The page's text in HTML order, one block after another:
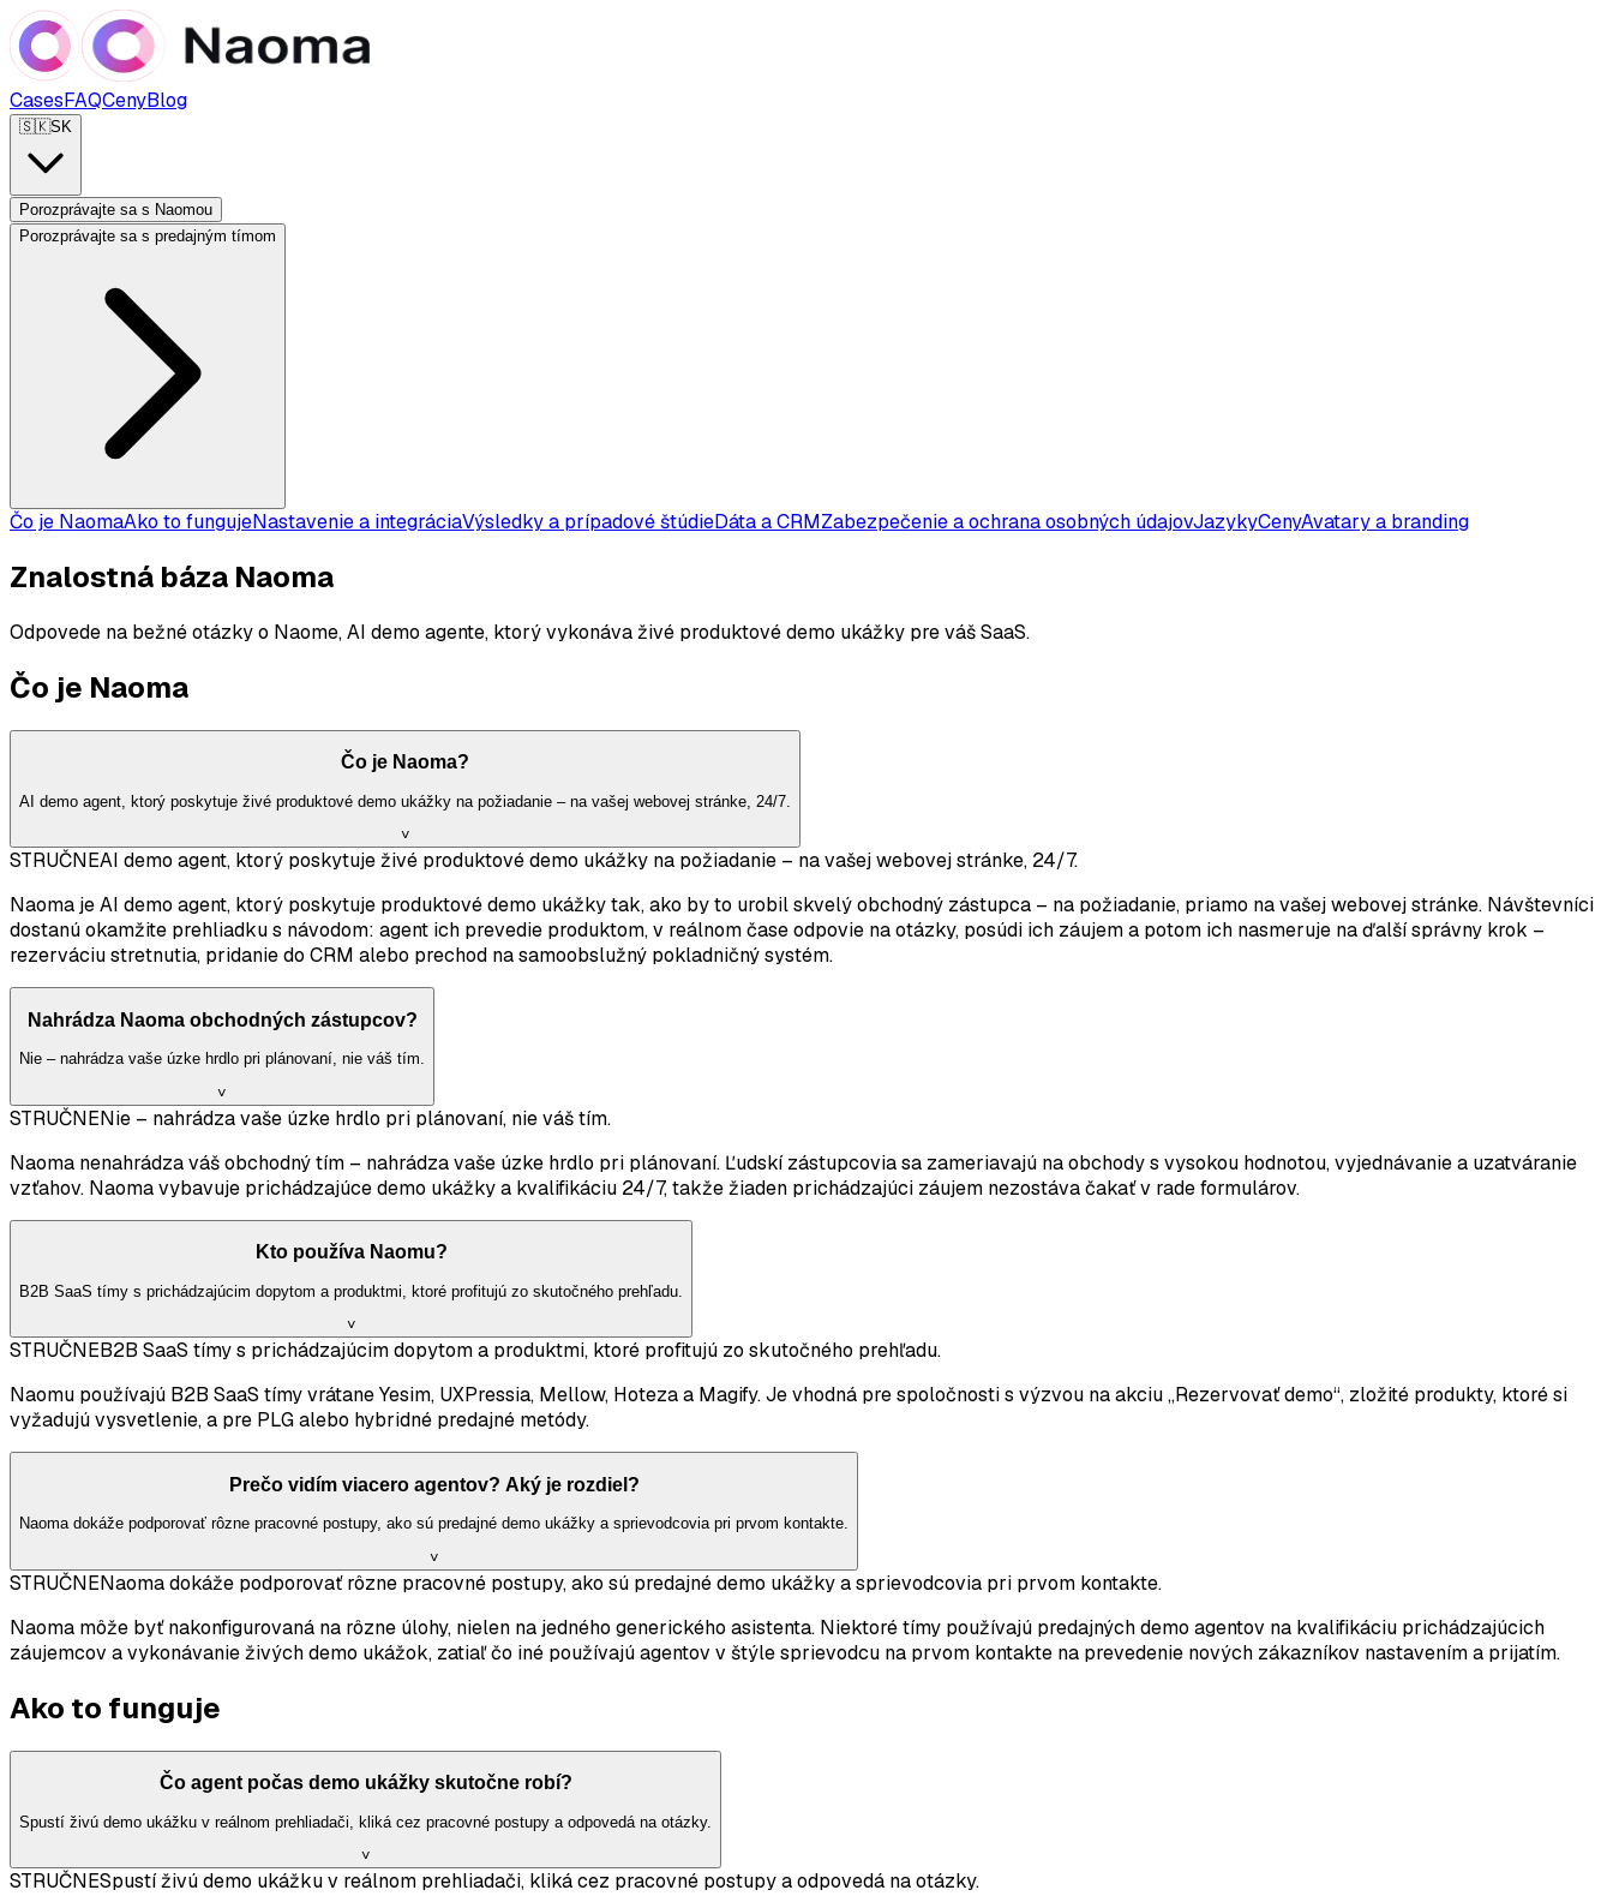
CasesFAQCenyBlog
🇸🇰SK
Porozprávajte sa s Naomou
Porozprávajte sa s predajným tímom
Čo je NaomaAko to fungujeNastavenie a integráciaVýsledky a prípadové štúdieDáta a CRMZabezpečenie a ochrana osobných údajovJazykyCenyAvatary a branding
Znalostná báza Naoma
Odpovede na bežné otázky o Naome, AI demo agente, ktorý vykonáva živé produktové demo ukážky pre váš SaaS.
Čo je Naoma
Čo je Naoma?
AI demo agent, ktorý poskytuje živé produktové demo ukážky na požiadanie – na vašej webovej stránke, 24/7.
˅
STRUČNEAI demo agent, ktorý poskytuje živé produktové demo ukážky na požiadanie – na vašej webovej stránke, 24/7.
Naoma je AI demo agent, ktorý poskytuje produktové demo ukážky tak, ako by to urobil skvelý obchodný zástupca – na požiadanie, priamo na vašej webovej stránke. Návštevníci
dostanú okamžite prehliadku s návodom: agent ich prevedie produktom, v reálnom čase odpovie na otázky, posúdi ich záujem a potom ich nasmeruje na ďalší správny krok –
rezerváciu stretnutia, pridanie do CRM alebo prechod na samoobslužný pokladničný systém.
Nahrádza Naoma obchodných zástupcov?
Nie – nahrádza vaše úzke hrdlo pri plánovaní, nie váš tím.
˅
STRUČNENie – nahrádza vaše úzke hrdlo pri plánovaní, nie váš tím.
Naoma nenahrádza váš obchodný tím – nahrádza vaše úzke hrdlo pri plánovaní. Ľudskí zástupcovia sa zameriavajú na obchody s vysokou hodnotou, vyjednávanie a uzatváranie
vzťahov. Naoma vybavuje prichádzajúce demo ukážky a kvalifikáciu 24/7, takže žiaden prichádzajúci záujem nezostáva čakať v rade formulárov.
Kto používa Naomu?
B2B SaaS tímy s prichádzajúcim dopytom a produktmi, ktoré profitujú zo skutočného prehľadu.
˅
STRUČNEB2B SaaS tímy s prichádzajúcim dopytom a produktmi, ktoré profitujú zo skutočného prehľadu.
Naomu používajú B2B SaaS tímy vrátane Yesim, UXPressia, Mellow, Hoteza a Magify. Je vhodná pre spoločnosti s výzvou na akciu „Rezervovať demo“, zložité produkty, ktoré si
vyžadujú vysvetlenie, a pre PLG alebo hybridné predajné metódy.
Prečo vidím viacero agentov? Aký je rozdiel?
Naoma dokáže podporovať rôzne pracovné postupy, ako sú predajné demo ukážky a sprievodcovia pri prvom kontakte.
˅
STRUČNENaoma dokáže podporovať rôzne pracovné postupy, ako sú predajné demo ukážky a sprievodcovia pri prvom kontakte.
Naoma môže byť nakonfigurovaná na rôzne úlohy, nielen na jedného generického asistenta. Niektoré tímy používajú predajných demo agentov na kvalifikáciu prichádzajúcich
záujemcov a vykonávanie živých demo ukážok, zatiaľ čo iné používajú agentov v štýle sprievodcu na prvom kontakte na prevedenie nových zákazníkov nastavením a prijatím.
Ako to funguje
Čo agent počas demo ukážky skutočne robí?
Spustí živú demo ukážku v reálnom prehliadači, kliká cez pracovné postupy a odpovedá na otázky.
˅
STRUČNESpustí živú demo ukážku v reálnom prehliadači, kliká cez pracovné postupy a odpovedá na otázky.